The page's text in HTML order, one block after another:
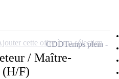
/ Maître-
(H/F)
CDDTemps plein
cette offre à ma sélection